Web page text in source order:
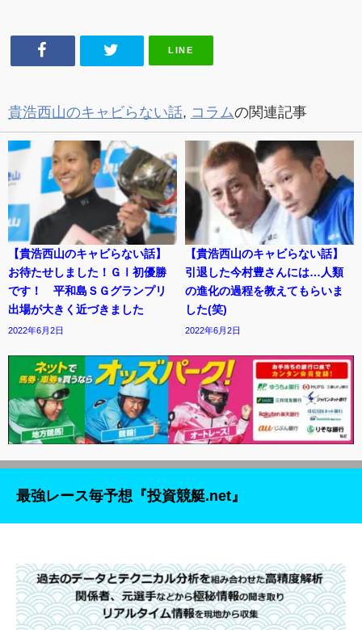
LINE
貴浩西山のキャビらない話, コラムの関連記事
【貴浩西山のキャビらない話】
お待たせしました！ＧⅠ初優勝
です！ 平和島ＳＧグランプリ
出場が大きく近づきました
2022年6月2日
【貴浩西山のキャビらない話】
引退した今村豊さんには…人類
の進化の過程を教えてもらいま
した(笑)
2022年6月2日
最強レース毎予想『投資競艇.net』